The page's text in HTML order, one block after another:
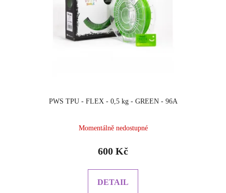
PWS TPU - FLEX - 0,5 kg - GREEN - 96A
Momentálně nedostupné
600 Kč
DETAIL